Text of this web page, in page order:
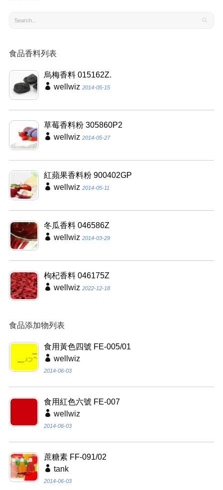
食品香料列表
烏梅香料 015162Z.
wellwiz 2014-05-15
草莓香料粉 305860P2
wellwiz 2014-05-27
紅蘋果香料粉 900402GP
wellwiz 2014-05-11
冬瓜香料 046586Z
wellwiz 2014-03-29
枸杞香料 046175Z
wellwiz 2022-12-18
食品添加物列表
食用黃色四號 FE-005/01
wellwiz
2014-06-03
食用紅色六號 FE-007
wellwiz
2014-06-03
蔗糖素 FF-091/02
tank
2014-06-03